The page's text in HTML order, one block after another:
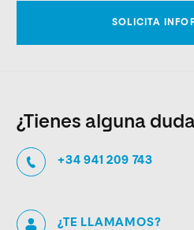
¿Tienes alguna
+34 941 209 743
¿TE LLAMAMOS?